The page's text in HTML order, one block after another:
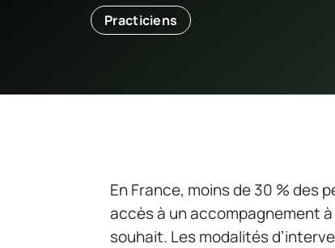
Practiciens
En France, moins de 30 % des
accès à un accompagnement
souhait. Les modalités